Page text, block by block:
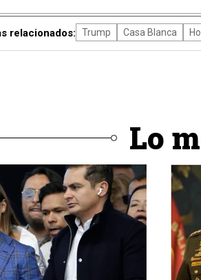
relacionados: Trump Casa Blanca
Lo